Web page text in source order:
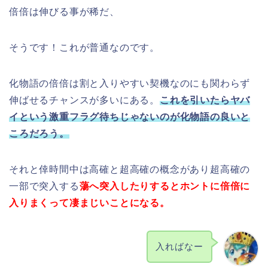
倍倍は伸びる事が稀だ、
そうです！これが普通なのです。
化物語の倍倍は割と入りやすい契機なのにも関わらず
伸ばせるチャンスが多いにある。 これを引いたらヤバ
イという激重フラグ待ちじゃないのが化物語の良いと
ころだろう。
それと倖時間中は高確と超高確の概念があり超高確の
一部で突入する蕩へ突入したりするとホントに倍倍に
入りまくって凄まじいことになる。
入ればなー